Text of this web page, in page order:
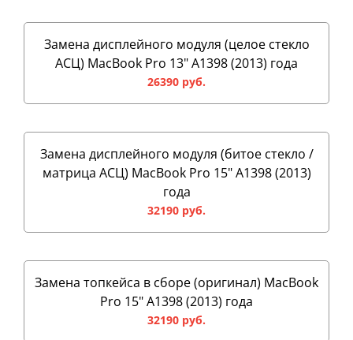
Замена дисплейного модуля (целое стекло
АСЦ) MacBook Pro 13" A1398 (2013) года
26390 руб.
Замена дисплейного модуля (битое стекло /
матрица АСЦ) MacBook Pro 15" A1398 (2013)
года
32190 руб.
Замена топкейса в сборе (оригинал) MacBook
Pro 15" A1398 (2013) года
32190 руб.